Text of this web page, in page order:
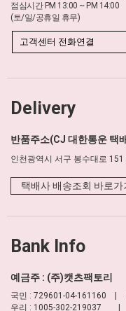
점심시간 PM 13:00 ~ PM 14:00
(토/일/공휴일 휴무)
고객센터 전화연결
Delivery
반품주소(CJ 대한통운 택
인천광역시 서구 봉수대로
택배사 배송조회 바로가
Bank Info
예금주 : (주)캣츠팩토리
국민 : 729601-04-161160 |
우리 : 1005-302-219037 |